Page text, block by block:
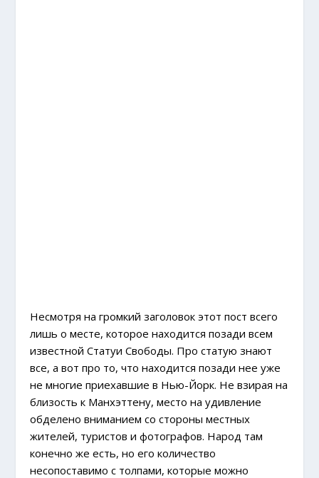
Несмотря на громкий заголовок этот пост всего
лишь о месте, которое находится позади всем
известной Статуи Свободы. Про статую знают
все, а вот про то, что находится позади нее уже
не многие приехавшие в Нью-Йорк. Не взирая на
близость к Манхэттену, место на удивление
обделено вниманием со стороны местных
жителей, туристов и фотографов. Народ там
конечно же есть, но его количество
несопоставимо с толпами, которые можно